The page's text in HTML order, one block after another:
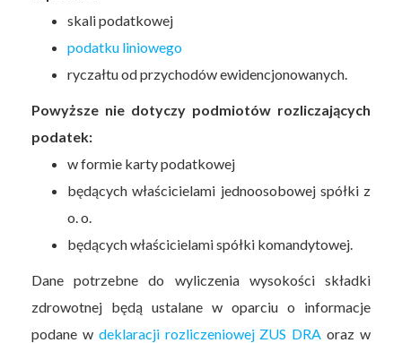
skali podatkowej
podatku liniowego
ryczałtu od przychodów ewidencjonowanych.
Powyższe nie dotyczy podmiotów rozliczających
podatek:
w formie karty podatkowej
będących właścicielami jednoosobowej spółki z
o. o.
będących właścicielami spółki komandytowej.
Dane potrzebne do wyliczenia wysokości składki
zdrowotnej będą ustalane w oparciu o informacje
podane w deklaracji rozliczeniowej ZUS DRA oraz w